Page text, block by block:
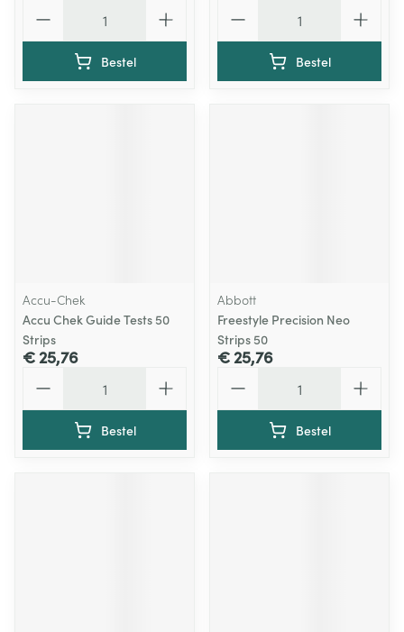
Bestel Bestel
Accu-Chek
Accu Chek Guide Tests 50
Strips
€ 25,76
Bestel
Abbott
Freestyle Precision Neo
Strips 50
€ 25,76
Bestel